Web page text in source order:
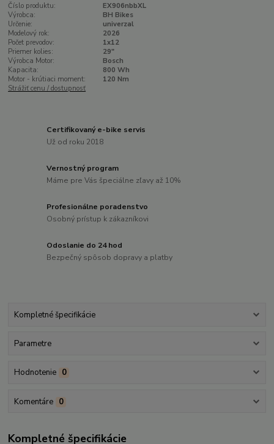
Číslo produktu:
EX906nbbXL
Výrobca:
BH Bikes
Určenie:
univerzal
Modelový rok:
2026
Počet prevodov:
1x12
Priemer kolies:
29"
Výrobca Motor:
Bosch
Kapacita:
800 Wh
Motor - krútiaci moment:
120 Nm
Strážiť cenu / dostupnosť
Certifikovaný e-bike servis
Už od roku 2018
Vernostný program
Máme pre Vás špeciálne zľavy až 10%
Profesionálne poradenstvo
Osobný prístup k zákazníkovi
Odoslanie do 24 hod
Bezpečný spôsob dopravy a platby
Kompletné špecifikácie
Parametre
Hodnotenie 0
Komentáre 0
Kompletné špecifikácie